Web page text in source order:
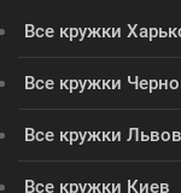
Все кружки
Все кружки
Все кружки Львов
Все кружки Киев